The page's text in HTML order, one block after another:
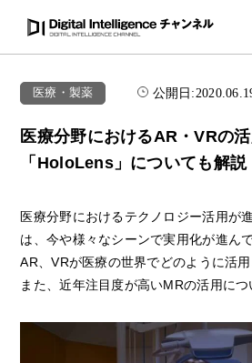
医療・製薬 公開日:
医療分野におけるAR・VRの
「HoloLens」についても解説
医療分野におけるテクノロジー活用が
は、今や様々なシーンで実用化が進ん
AR、VRが医療の世界でどのように活用
また、近年注目度が高いMRの活用につ